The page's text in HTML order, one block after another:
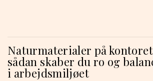
Naturmaterialer på
sådan skaber du ro og
i arbejdsmiljøet